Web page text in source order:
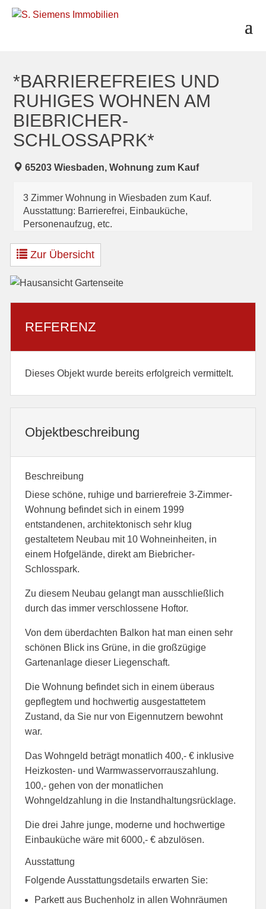
*BARRIEREFREIES UND
RUHIGES WOHNEN AM
BIEBRICHER-
SCHLOSSAPRK*
65203 Wiesbaden, Wohnung zum Kauf
3 Zimmer Wohnung in Wiesbaden zum Kauf.
Ausstattung: Barrierefrei, Einbauküche,
Personenaufzug, etc.
Zur Übersicht
REFERENZ
Dieses Objekt wurde bereits erfolgreich vermittelt.
Objekt­beschreibung
Beschreibung
Diese schöne, ruhige und barrierefreie 3-Zimmer-
Wohnung befindet sich in einem 1999
entstandenen, architektonisch sehr klug
gestaltetem Neubau mit 10 Wohneinheiten, in
einem Hofgelände, direkt am Biebricher-
Schlosspark.
Zu diesem Neubau gelangt man ausschließlich
durch das immer verschlossene Hoftor.
Von dem überdachten Balkon hat man einen sehr
schönen Blick ins Grüne, in die großzügige
Gartenanlage dieser Liegenschaft.
Die Wohnung befindet sich in einem überaus
gepflegtem und hochwertig ausgestattetem
Zustand, da Sie nur von Eigennutzern bewohnt
war.
Das Wohngeld beträgt monatlich 400,- € inklusive
Heizkosten- und Warmwasservorrauszahlung.
100,- gehen von der monatlichen
Wohngeldzahlung in die Instandhaltungsrücklage.
Die drei Jahre junge, moderne und hochwertige
Einbauküche wäre mit 6000,- € abzulösen.
Ausstattung
Folgende Ausstattungsdetails erwarten Sie:
Parkett aus Buchenholz in allen Wohnräumen